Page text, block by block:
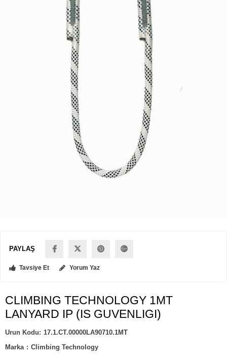
PAYLAŞ
Tavsiye Et Yorum Yaz
CLIMBING TECHNOLOGY 1MT
LANYARD IP (IS GUVENLIGI)
17.1.CT.00000LA90710.1MT
Marka : Climbing Technology